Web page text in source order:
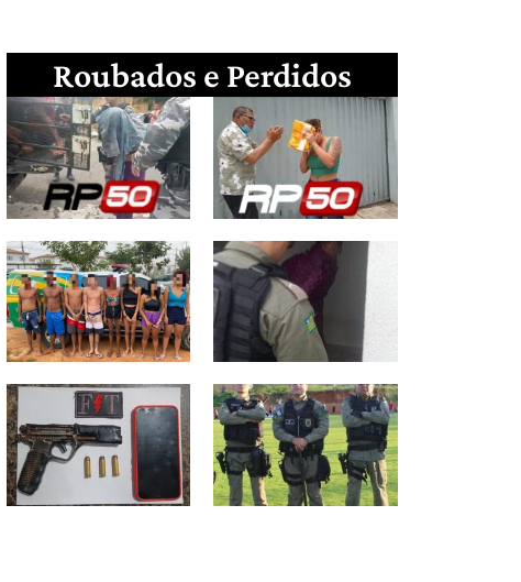
Roubados e Perdidos